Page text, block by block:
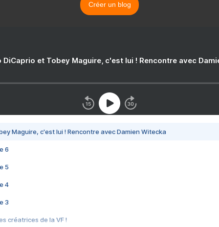
Créer un blog
DiCaprio et Tobey Maguire, c'est lui ! Rencontre avec
Maguire, c'est lui ! Rencontre avec Damien Witecka
6
5
4
3
créatrices de la VF !